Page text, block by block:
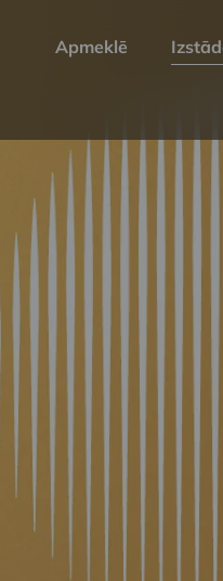
Apmeklē